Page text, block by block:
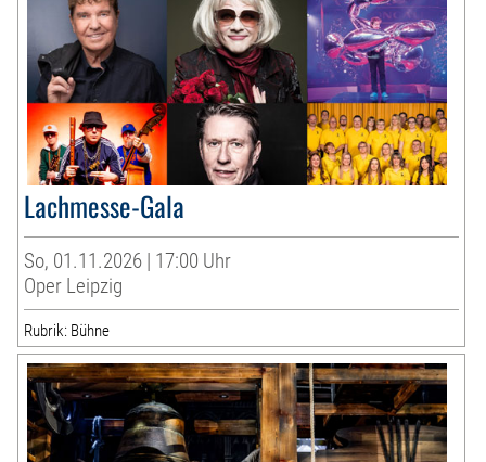
Lachmesse-Gala
So, 01.11.2026 | 17:00 Uhr
Oper Leipzig
Rubrik: Bühne